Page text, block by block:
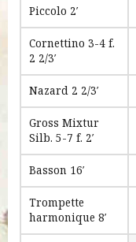
Piccolo 2′
Cornettino 3-4 f.
2 2/3′
Nazard 2 2/3′
Gross Mixtur
Silb. 5-7 f. 2′
Basson 16′
Trompette
harmonique 8′